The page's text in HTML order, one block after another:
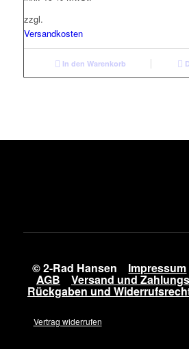
zzgl.
Versandkosten
In den Warenkorb
© 2-Rad Hansen Impressum
AGB Versand und
Rückgaben und
Vertrag widerrufen